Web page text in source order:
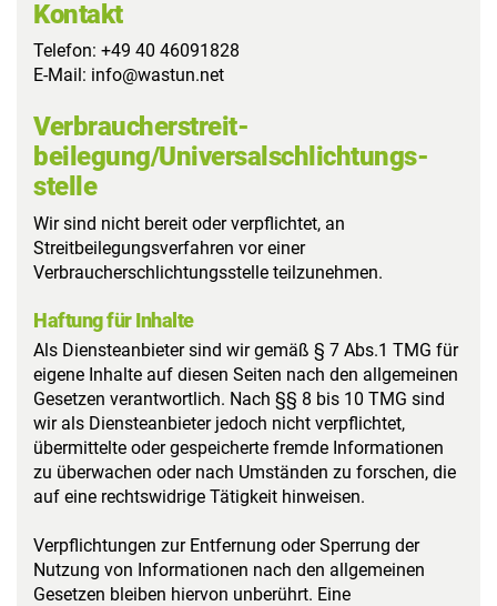
Kontakt
Telefon: +49 40 46091828
E-Mail: info@wastun.net
Verbraucher­streit­
beilegung/Universal­schlichtungs­
stelle
Wir sind nicht bereit oder verpflichtet, an
Streitbeilegungsverfahren vor einer
Verbraucherschlichtungsstelle teilzunehmen.
Haftung für Inhalte
Als Diensteanbieter sind wir gemäß § 7 Abs.1 TMG für
eigene Inhalte auf diesen Seiten nach den allgemeinen
Gesetzen verantwortlich. Nach §§ 8 bis 10 TMG sind
wir als Diensteanbieter jedoch nicht verpflichtet,
übermittelte oder gespeicherte fremde Informationen
zu überwachen oder nach Umständen zu forschen, die
auf eine rechtswidrige Tätigkeit hinweisen.
Verpflichtungen zur Entfernung oder Sperrung der
Nutzung von Informationen nach den allgemeinen
Gesetzen bleiben hiervon unberührt. Eine